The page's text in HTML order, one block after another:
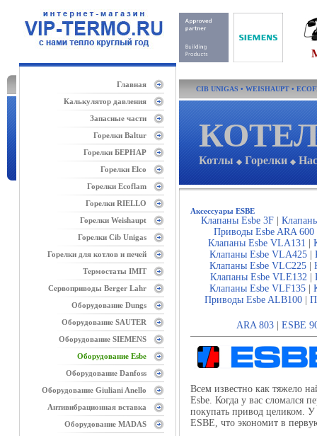
Главная
Калькулятор давления
Запасные части
Горелки Baltur
Горелки БЕРНАР
Горелки Elco
Горелки Ecoflam
Горелки RIELLO
Горелки Weishaupt
Горелки Cib Unigas
Горелки для котлов и печей
Термостаты IMIT
Сервоприводы Berger Lahr
Оборудование Dungs
Оборудование SAUTER
Оборудование SIEMENS
Оборудование Esbe
Оборудование Danfoss
Оборудование Giuliani Anello
Антивибрационная вставка
Оборудование MADAS
CIB UNIGAS • WEISHAUPT •
Котлы ◆ Горелки ◆
Аксессуары ESBE
Клапаны Esbe 3F
Приводы Esbe ARA 600
Клапаны Esbe VLA131 |
Клапаны Esbe VLA425
Клапаны Esbe VLC225 |
Клапаны Esbe VLE132
Клапаны Esbe VLF135
Приводы Esbe ALB100
ARA 803 |ESBE
Всем известно как тяжело
Esbe. Когда у вас сломался
покупать привод целиком.
ESBE, что экономит в